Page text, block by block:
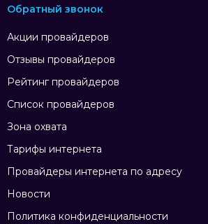
Акции провайдеров
Отзывы провайдеров
Рейтинг провайдеров
Список провайдеров
Зона охвата
Тарифы интернета
Провайдеры интернета по адресу
Новости
Политика конфиденциальности
Обратный звонок